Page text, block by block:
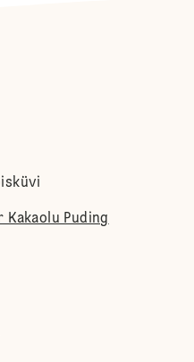
Kakaolu Puding